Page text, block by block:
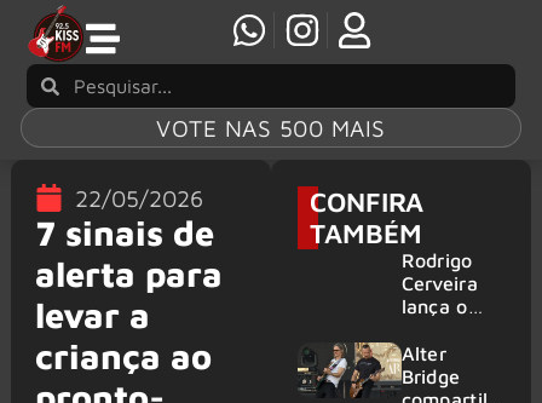
VOTE NAS 500 MAIS
22/05/2026
7 sinais de
alerta para
levar a
criança ao
CONFIRA
TAMBÉM
Rodrigo
Cerveira
lança o
Searcher”
Alter
Bridge